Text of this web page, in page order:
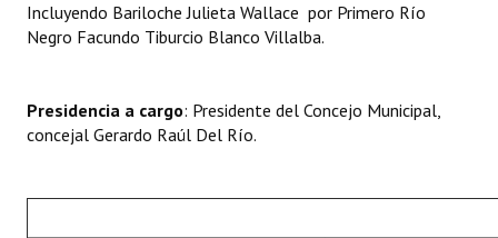
Datos Históricos
Audiencias Públicas - Registro
Incluyendo Bariloche Julieta Wallace por Primero Río
Negro Facundo Tiburcio Blanco Villalba.
Presidencia a cargo: Presidente del Concejo Municipal,
concejal Gerardo Raúl Del Río.